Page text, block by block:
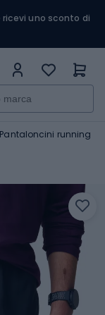
uno sconto di
Pantaloncini running